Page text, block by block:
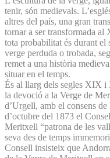
tenir, són medievals.
altres del país, una gran
tornar a ser transformada
tota probabilitat és durant
verge perduda o trobada,
remet a una història
situar en el temps.
És al llarg dels segles XIX
la devoció a la Verge de
d’Urgell, amb el consens
d’octubre del 1873 el
Meritxell “patrona de les
seva des de temps
Consell insisteix que